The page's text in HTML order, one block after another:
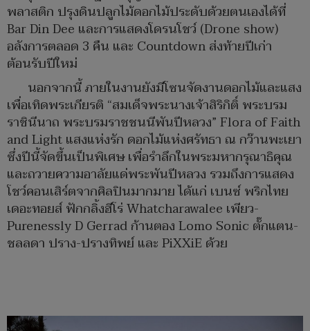
พลาสติก ปรุงดินปลูกไม้ดอกไม้ประดับด้วยตนเองได้ที่
Bar Din Dee และการแสดงโดรนโชว์ (Drone show)
อลังการตลอด 3 คืน และ Countdown ส่งท้ายปีเก่า
ต้อนรับปีใหม่
นอกจากนี้ ภายในงานยังมีโซนจัดงานดอกไม้และแสง
เพื่อเทิดพระเกียรติ “สมเด็จพระนางเจ้าสิริกิติ์ พระบรม
ราชินีนาถ พระบรมราชชนนีพันปีหลวง” Flora of Faith
and Light แสงแห่งรัก ดอกไม้แห่งศรัทธา ณ กว๊านพะเยา
ซึ่งปีนี้จัดขึ้นเป็นพิเศษ เพื่อรำลึกในพระมหากรุณาธิคุณ
และถวายความอาลัยแด่พระพันปีหลวง รวมถึงการแสดง
โชว์คอนเสิร์ตจากศิลปินมากมาย ได้แก่ เบนซ์ พริกไทย
เดอะทอยส์ ฟักกลิ้งฮีโร่ Whatcharawalee เพียว-
Purenessly D Gerrad ก้านตอง Lomo Sonic ตั๊กแตน-
ชลลดา ปราง-ปรางทิพย์ และ PiXXiE ด้วย